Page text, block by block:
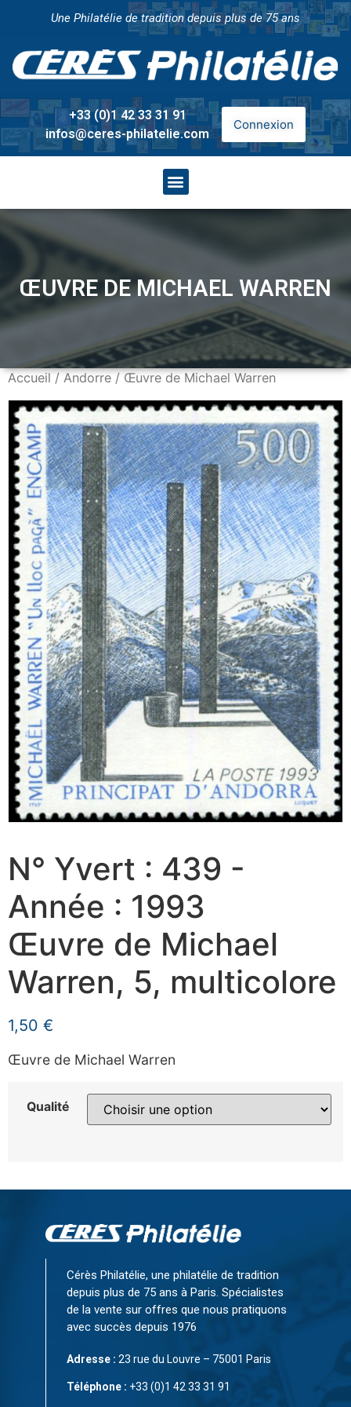
Une Philatélie de tradition depuis plus de 75 ans
+33 (0)1 42 33 31 91
infos@ceres-philatelie.com
Connexion
ŒUVRE DE MICHAEL WARREN
Accueil/Andorre/ Œuvre de Michael Warren
N° Yvert : 439 -
Année : 1993
Œuvre de Michael
Warren, 5, multicolore
1,50 €
Œuvre de Michael Warren
Qualité
Cérès Philatélie, une philatélie de tradition
depuis plus de 75 ans à Paris. Spécialistes
de la vente sur offres que nous pratiquons
avec succès depuis 1976
Adresse : 23 rue du Louvre – 75001 Paris
Téléphone : +33 (0)1 42 33 31 91